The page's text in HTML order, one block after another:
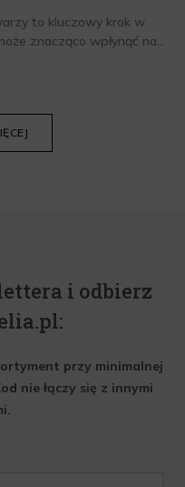
to kluczowy krok w
znacząco wpłynąć na
własnej skóry.
i odbierz
przy minimalnej
nie łączy się z innymi